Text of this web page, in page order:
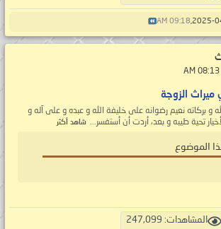
09:18 AM
الزوجة
و بركاته نعيم رضوانه على خليفة الله و عبده و على آله و
تحية طيبه و بعد، أردت أن أستفسر... شاهد أكثر
الموضوع
المشاهدات: 247,099